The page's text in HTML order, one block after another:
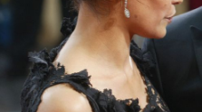
OMOGUĆI